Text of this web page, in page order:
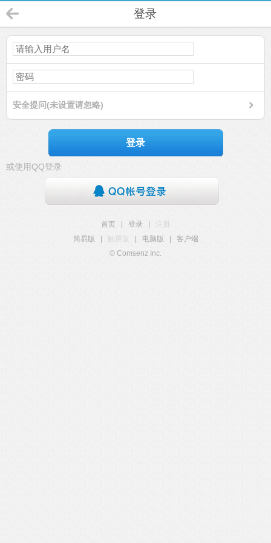
登录
安全提问(未设置请忽略)
登录
或使用QQ登录
首页 登录
注册
简易版
触屏版 电脑版
客户端
© Comsenz Inc.